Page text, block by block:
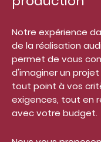
Notre expérience
de la réalisation
permet de vous
d'imaginer un
tout point à vos
exigences, tout en
avec votre budget.